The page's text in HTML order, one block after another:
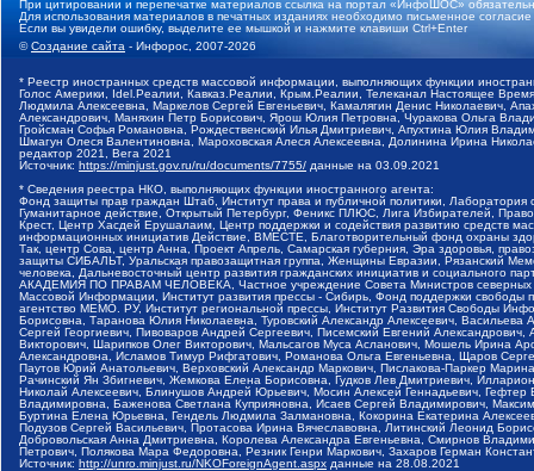
При цитировании и перепечатке материалов ссылка на портал «ИнфоШОС»
Для использования материалов в печатных изданиях необходимо письменное
Если вы увидели ошибку, выделите ее мышкой и нажмите клавиши Ctrl+Enter
©Создание сайта - Инфорос, 2007-2026
* Реестр иностранных средств массовой информации, выполняющих функции
Голос Америки, Idel.Реалии, Кавказ.Реалии, Крым.Реалии, Телеканал Настоящее
Людмила Алексеевна, Маркелов Сергей Евгеньевич, Камалягин Денис Николаевич,
Александрович, Маняхин Петр Борисович, Ярош Юлия Петровна, Чуракова Ольга
Гройсман Софья Романовна, Рождественский Илья Дмитриевич, Апухтина Юлия
Шмагун Олеся Валентиновна, Мароховская Алеся Алексеевна, Долинина Ирина
редактор 2021, Вега 2021
Источник: https://minjust.gov.ru/ru/documents/7755/ данные на 03.09.2021
* Сведения реестра НКО, выполняющих функции иностранного агента:
Фонд защиты прав граждан Штаб, Институт права и публичной политики,
Гуманитарное действие, Открытый Петербург, Феникс ПЛЮС, Лига Избирателей,
Крест, Центр Хасдей Ерушалаим, Центр поддержки и содействия развитию средств
информационных инициатив Действие, ВМЕСТЕ, Благотворительный фонд охраны
Так, центр Сова, центр Анна, Проект Апрель, Самарская губерния, Эра здоровья,
защиты СИБАЛЬТ, Уральская правозащитная группа, Женщины Евразии, Рязанский
человека, Дальневосточный центр развития гражданских инициатив и социального
АКАДЕМИЯ ПО ПРАВАМ ЧЕЛОВЕКА, Частное учреждение Совета Министров северных
Массовой Информации, Институт развития прессы - Сибирь, Фонд поддержки
агентство МЕМО. РУ, Институт региональной прессы, Институт Развития Свободы
Борисовна, Таранова Юлия Николаевна, Туровский Александр Алексеевич,
Сергей Георгиевич, Пивоваров Андрей Сергеевич, Писемский Евгений
Викторович, Шарипков Олег Викторович, Мальсагов Муса Асланович, Мошель Ирина
Александровна, Исламов Тимур Рифгатович, Романова Ольга Евгеньевна, Щаров
Паутов Юрий Анатольевич, Верховский Александр Маркович, Пислакова-Паркер
Рачинский Ян Збигневич, Жемкова Елена Борисовна, Гудков Лев Дмитриевич,
Николай Алексеевич, Блинушов Андрей Юрьевич, Мосин Алексей Геннадьевич,
Владимировна, Баженова Светлана Куприяновна, Исаев Сергей Владимирович,
Буртина Елена Юрьевна, Гендель Людмила Залмановна, Кокорина Екатерина
Подузов Сергей Васильевич, Протасова Ирина Вячеславовна, Литинский Леонид
Добровольская Анна Дмитриевна, Королева Александра Евгеньевна, Смирнов
Петрович, Полякова Мара Федоровна, Резник Генри Маркович, Захаров Герман
Источник: http://unro.minjust.ru/NKOForeignAgent.aspx данные на 28.08.2021